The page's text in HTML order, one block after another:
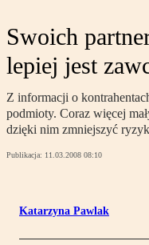
Swoich
lepiej jest
Z informacji o
podmioty. Coraz więcej
dzięki nim zmniejszyć
Publikacja: 11.03.2008 08:10
Katarzyna Pawlak